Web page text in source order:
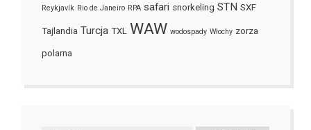
Reykjavík Rio de Janeiro RPA safari snorkeling STN SXF
Tajlandia Turcja TXL WAW wodospady Włochy zorza
polarna